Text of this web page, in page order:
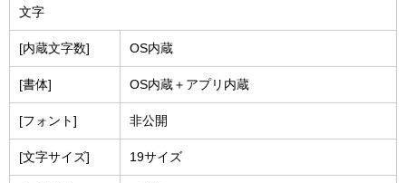
文字
[内蔵文字数] OS内蔵
[書体] OS内蔵＋アプリ内蔵
[フォント] 非公開
[文字サイズ] 19サイズ